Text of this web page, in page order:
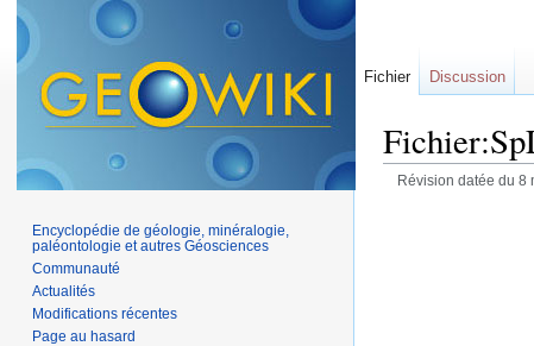
Révision datée du 8
Fichier Discussion
Encyclopédie de géologie, minéralogie,
paléontologie et autres Géosciences
Communauté
Actualités
Modifications récentes
Page au hasard